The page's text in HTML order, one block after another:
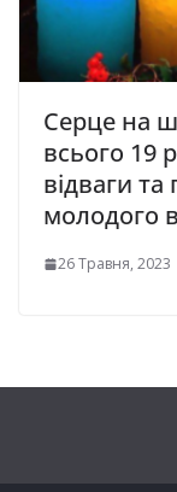
Серце на
всього 19
відваги та
молодого
26 Травня, 2023